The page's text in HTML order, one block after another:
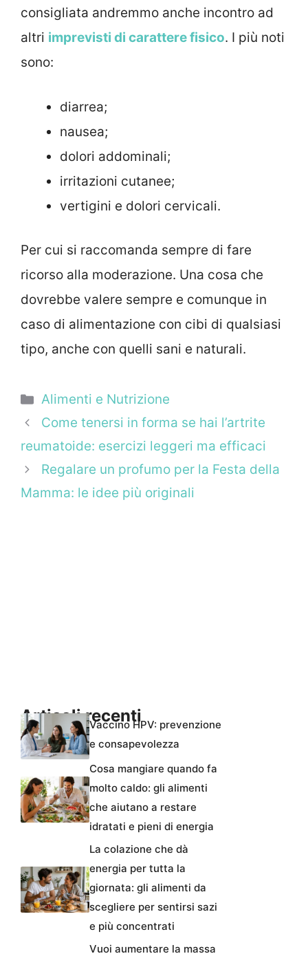
consigliata andremmo anche incontro ad
altri imprevisti di carattere fisico. I più noti
sono:
diarrea;
nausea;
dolori addominali;
irritazioni cutanee;
vertigini e dolori cervicali.
Per cui si raccomanda sempre di fare
ricorso alla moderazione. Una cosa che
dovrebbe valere sempre e comunque in
caso di alimentazione con cibi di qualsiasi
tipo, anche con quelli sani e naturali.
Categorie
Alimenti e Nutrizione
Come tenersi in forma se hai l’artrite
reumatoide: esercizi leggeri ma efficaci
Regalare un profumo per la Festa della
Mamma: le idee più originali
Articoli recentiVaccino HPV: prevenzione
e consapevolezza
Cosa mangiare quando fa
molto caldo: gli alimenti
che aiutano a restare
idratati e pieni di energia
La colazione che dà
energia per tutta la
giornata: gli alimenti da
scegliere per sentirsi sazi
e più concentrati
Vuoi aumentare la massa